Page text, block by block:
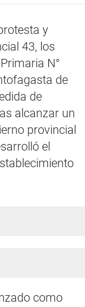
y
43, los
N°
de
de
alcanzar un
provincial
el
como